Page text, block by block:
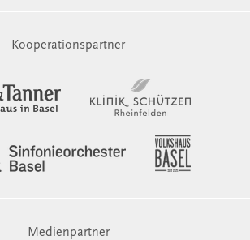
Kooperationspartner
Medienpartner